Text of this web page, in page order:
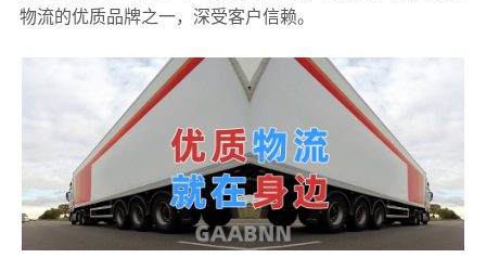
物流的优质品牌之一，深受客户信赖。